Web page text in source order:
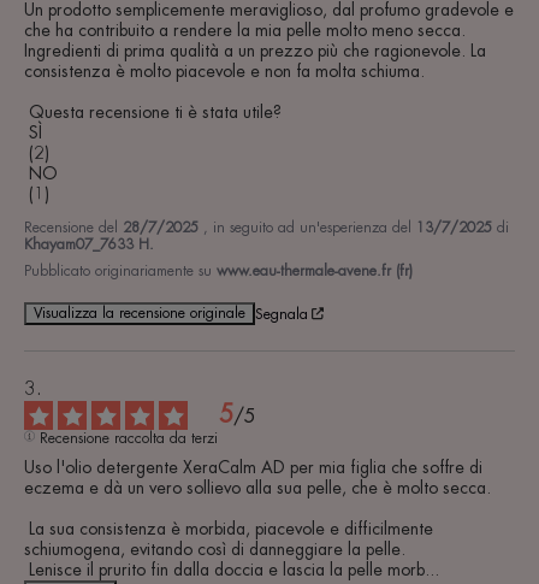
Un prodotto semplicemente meraviglioso, dal profumo gradevole e
che ha contribuito a rendere la mia pelle molto meno secca.
Ingredienti di prima qualità a un prezzo più che ragionevole. La
consistenza è molto piacevole e non fa molta schiuma.
(1)
Recensione del 28/7/2025 , in seguito ad un'esperienza del 13/7/2025 di
Khayam07_7633 H.
Pubblicato originariamente su www.eau-thermale-avene.fr (fr)
Visualizza la recensione originale Segnala
5/5
Recensione raccolta da terzi
Uso l'olio detergente XeraCalm AD per mia figlia che soffre di
eczema e dà un vero sollievo alla sua pelle, che è molto secca.
schiumogena, evitando così di danneggiare la pelle.
Lenisce il prurito fin dalla doccia e lascia la pelle morb